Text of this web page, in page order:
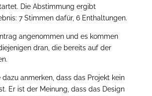
Die Abstimmung ergibt
7 Stimmen dafür, 6 Enthaltungen.
angenommen und es kommen
dran, die bereits auf der
anmerken, dass das Projekt kein
Er ist der Meinung, dass das Design